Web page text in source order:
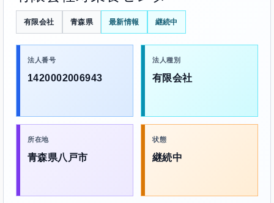
有限会社 青森県 最新情報 継続中
法人番号
1420002006943
法人種別
有限会社
所在地
青森県八戸市
状態
継続中